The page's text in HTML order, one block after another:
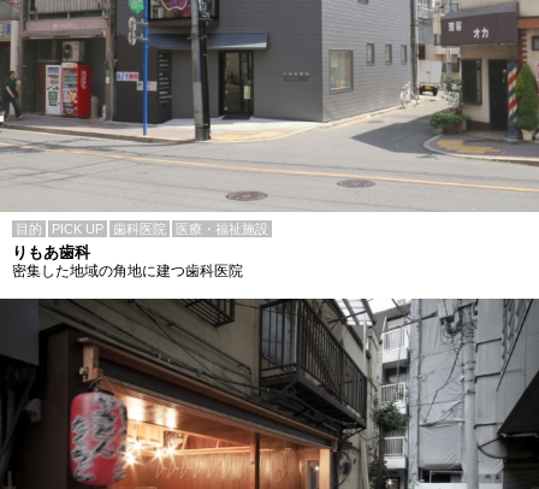
目的 PICK UP 歯科医院 医療・福祉施設
りもあ歯科
密集した地域の角地に建つ歯科医院